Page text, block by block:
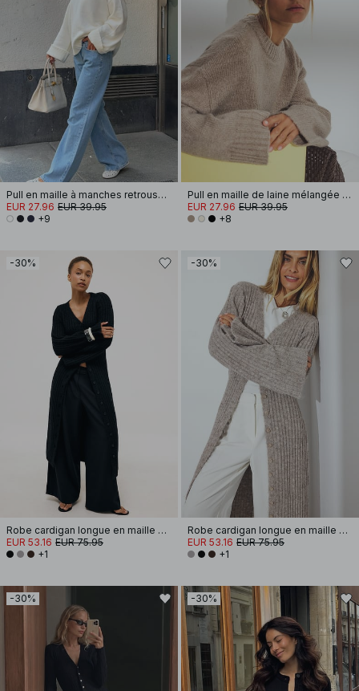
Pull en maille à manches retroussées
EUR 27.96 EUR 39.95
+9
Pull en maille de laine mélangée à encolure ronde
EUR 27.96 EUR 39.95
+8
-30%
Robe cardigan longue en maille de laine mélangée
EUR 53.16 EUR 75.95
+1
-30%
Robe cardigan longue en maille de laine mélangée
EUR 53.16 EUR 75.95
+1
-30% -30%